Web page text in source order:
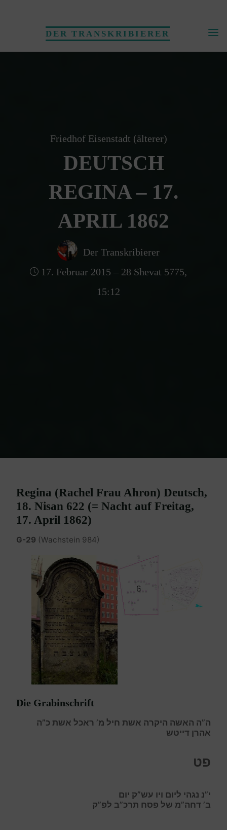
DER TRANSKRIBIERER
Friedhof Eisenstadt (älterer)
DEUTSCH
REGINA – 17.
APRIL 1862
Der Transkribierer
17. Februar 2015 – 28 Shevat 5775,
15:12
Regina (Rachel Frau Ahron) Deutsch,
18. Nisan 622 (= Nacht auf Freitag,
17. April 1862)
G-29 (Wachstein 984)
Die Grabinschrift
ה”ה האשה היקרה אשת חיל מ’ ראכל אשת כ”ה
אהרן דייטש
פט
י”נ נגהי ליום ויו עש”ק יום
ב’ דחה”מ של פסח תרכ”ב לפ”ק